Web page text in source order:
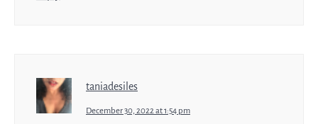
taniadesiles
December 30, 2022 at 1:54 pm